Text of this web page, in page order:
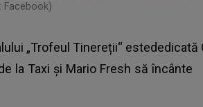
Facebook)
„Trofeul Tinereții“ estededicată
la Taxi și Mario Fresh să încânte